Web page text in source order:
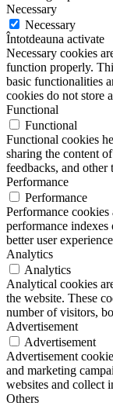
Necessary
Necessary
Întotdeauna activate
Necessary cookies
function properly.
basic functionalities
cookies do not store
Functional
Functional
Functional cookies
sharing the content
feedbacks, and other
Performance
Performance
Performance cookies
performance
better user
Analytics
Analytics
Analytical cookies
the website. These
number of visitors,
Advertisement
Advertisement
Advertisement
and marketing
websites and collect
Others